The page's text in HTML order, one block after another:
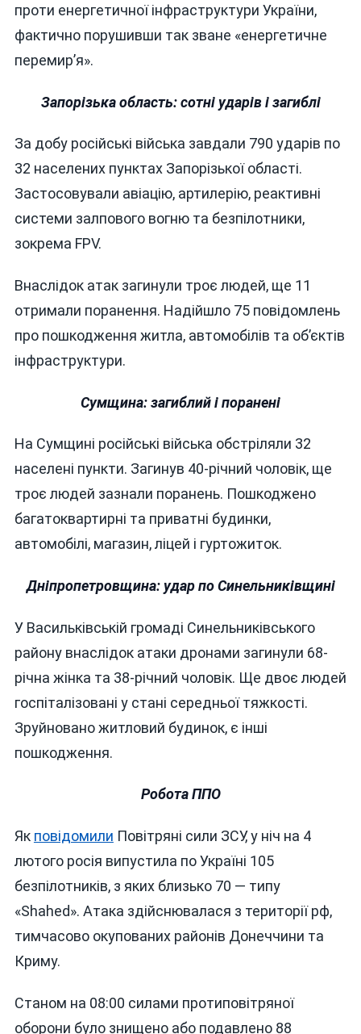
проти енергетичної інфраструктури України,
фактично порушивши так зване «енергетичне
перемир’я».
Запорізька область: сотні ударів і загиблі
За добу російські війська завдали 790 ударів по
32 населених пунктах Запорізької області.
Застосовували авіацію, артилерію, реактивні
системи залпового вогню та безпілотники,
зокрема FPV.
Внаслідок атак загинули троє людей, ще 11
отримали поранення. Надійшло 75 повідомлень
про пошкодження житла, автомобілів та об’єктів
інфраструктури.
Сумщина: загиблий і поранені
На Сумщині російські війська обстріляли 32
населені пункти. Загинув 40-річний чоловік, ще
троє людей зазнали поранень. Пошкоджено
багатоквартирні та приватні будинки,
автомобілі, магазин, ліцей і гуртожиток.
Дніпропетровщина: удар по Синельниківщині
У Васильківській громаді Синельниківського
району внаслідок атаки дронами загинули 68-
річна жінка та 38-річний чоловік. Ще двоє людей
госпіталізовані у стані середньої тяжкості.
Зруйновано житловий будинок, є інші
пошкодження.
Робота ППО
Як повідомили Повітряні сили ЗСУ, у ніч на 4
лютого росія випустила по Україні 105
безпілотників, з яких близько 70 — типу
«Shahed». Атака здійснювалася з території рф,
тимчасово окупованих районів Донеччини та
Криму.
Станом на 08:00 силами протиповітряної
оборони було знищено або подавлено 88